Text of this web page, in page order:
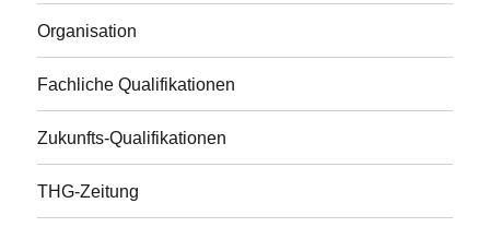
Organisation
Fachliche Qualifikationen
Zukunfts-Qualifikationen
THG-Zeitung